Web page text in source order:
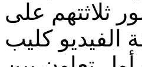
ثلاثتهم على